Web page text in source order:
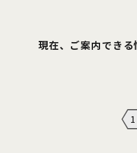
現在、ご案内できる
1